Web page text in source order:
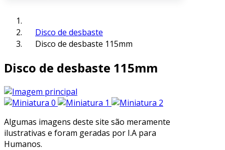
Disco de desbaste
Disco de desbaste 115mm
Disco de desbaste 115mm
Algumas imagens deste site são meramente
ilustrativas e foram geradas por I.A para
Humanos.